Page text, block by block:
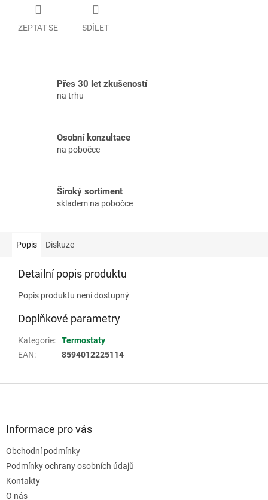
ZEPTAT SE SDÍLET
Přes 30 let zkušeností
na trhu
Osobní konzultace
na pobočce
Široký sortiment
skladem na pobočce
Popis Diskuze
Detailní popis produktu
Popis produktu není dostupný
Doplňkové parametry
Kategorie:
Termostaty
EAN: 8594012225114
Informace pro vás
Obchodní podmínky
Podmínky ochrany osobních údajů
Kontakty
O nás